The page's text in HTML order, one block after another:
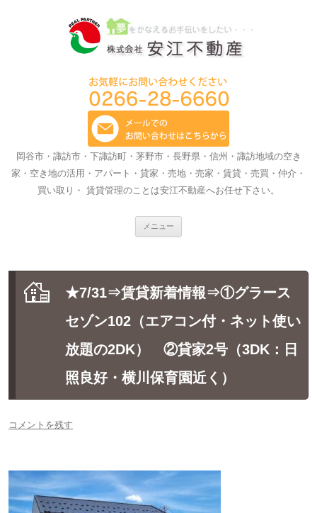
岡谷市・諏訪市・下諏訪町・茅野市・長野県・信州・諏訪地域の空き
家・空き地の活用・アパート・貸家・売地・売家・賃貸・売買・仲介・
買い取り・ 賃貸管理のことは安江不動産へお任せ下さい。
メニュー
へ
キ
ッ
★7/31⇒賃貸新着情報⇒①グラース
セゾン102（エアコン付・ネット使い
放題の2DK） ②貸家2号（3DK：日
照良好・横川保育園近く）
コメントを残す